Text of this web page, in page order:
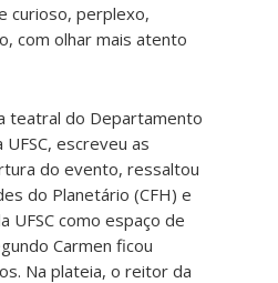
curioso, perplexo,
com olhar mais atento
teatral do Departamento
escreveu as
do evento, ressaltou
do Planetário (CFH) e
UFSC como espaço de
Carmen ficou
Na plateia, o reitor da